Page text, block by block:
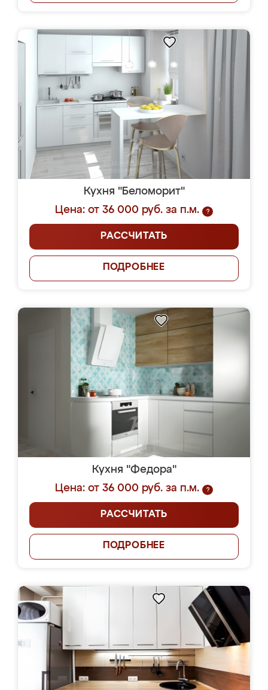
Кухня "Беломорит"
Цена: от 36 000 руб. за п.м.
?
РАССЧИТАТЬ
ПОДРОБНЕЕ
Кухня "Федора"
Цена: от 36 000 руб. за п.м.
?
РАССЧИТАТЬ
ПОДРОБНЕЕ